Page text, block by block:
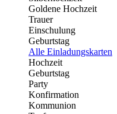
Goldene Hochzeit
Trauer
Einschulung
Geburtstag
Alle Einladungskarten
Hochzeit
Geburtstag
Party
Konfirmation
Kommunion